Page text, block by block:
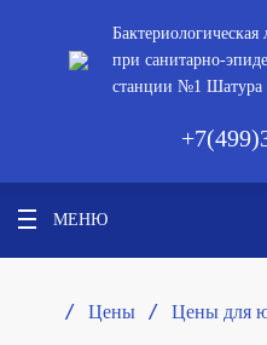
Бактериологическая
при санитарно-
станции №1
МЕНЮ
/ Цены / Цены для